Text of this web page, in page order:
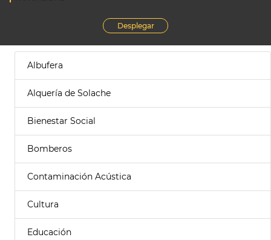
Desplegar
Albufera
Alquería de Solache
Bienestar Social
Bomberos
Contaminación Acústica
Cultura
Educación